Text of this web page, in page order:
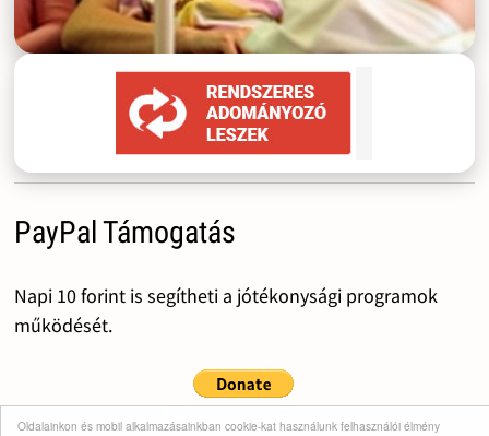
Oldalainkon és mobil alkalmazásainkban cookie-kat használunk felhasználói élmény
PayPal Támogatás
Napi 10 forint is segítheti a jótékonysági programok
működését.